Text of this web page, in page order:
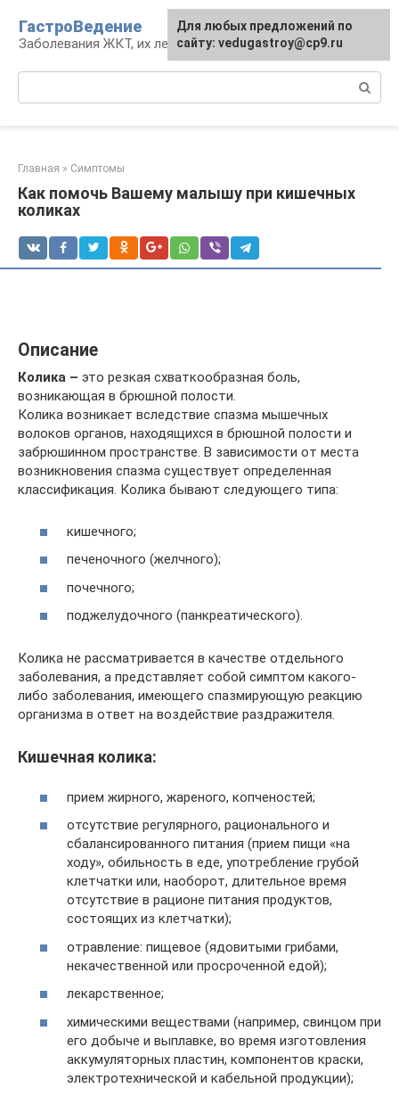
контенту
ГастроВедение
Заболевания ЖКТ, их лечение и профилактика
Главная » Симптомы
Как помочь Вашему малышу при кишечных
коликах
Описание
Колика – это резкая схваткообразная боль,
возникающая в брюшной полости.
Колика возникает вследствие спазма мышечных
волоков органов, находящихся в брюшной полости и
забрюшинном пространстве. В зависимости от места
возникновения спазма существует определенная
классификация. Колика бывают следующего типа:
кишечного;
печеночного (желчного);
почечного;
поджелудочного (панкреатического).
Колика не рассматривается в качестве отдельного
заболевания, а представляет собой симптом какого-
либо заболевания, имеющего спазмирующую реакцию
организма в ответ на воздействие раздражителя.
Кишечная колика:
прием жирного, жареного, копченостей;
отсутствие регулярного, рационального и
сбалансированного питания (прием пищи «на
ходу», обильность в еде, употребление грубой
клетчатки или, наоборот, длительное время
отсутствие в рационе питания продуктов,
состоящих из клетчатки);
отравление: пищевое (ядовитыми грибами,
некачественной или просроченной едой);
лекарственное;
химическими веществами (например, свинцом при
его добыче и выплавке, во время изготовления
аккумуляторных пластин, компонентов краски,
электротехнической и кабельной продукции);
Для любых предложений по
сайту: vedugastroy@cp9.ru